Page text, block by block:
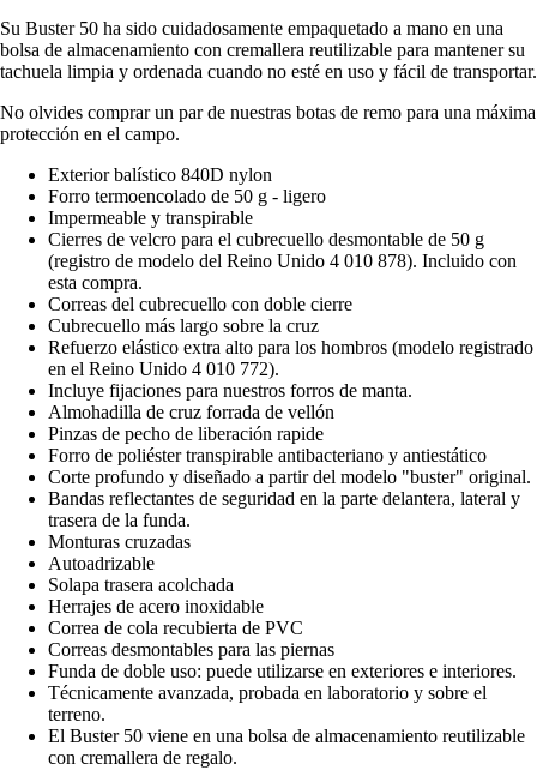
Su Buster 50 ha sido cuidadosamente empaquetado a mano en una
bolsa de almacenamiento con cremallera reutilizable para mantener su
tachuela limpia y ordenada cuando no esté en uso y fácil de transportar.
No olvides comprar un par de nuestras botas de remo para una máxima
protección en el campo.
Exterior balístico 840D nylon
Forro termoencolado de 50 g - ligero
Impermeable y transpirable
Cierres de velcro para el cubrecuello desmontable de 50 g
(registro de modelo del Reino Unido 4 010 878). Incluido con
esta compra.
Correas del cubrecuello con doble cierre
Cubrecuello más largo sobre la cruz
Refuerzo elástico extra alto para los hombros (modelo registrado
en el Reino Unido 4 010 772).
Incluye fijaciones para nuestros forros de manta.
Almohadilla de cruz forrada de vellón
Pinzas de pecho de liberación rapide
Forro de poliéster transpirable antibacteriano y antiestático
Corte profundo y diseñado a partir del modelo "buster" original.
Bandas reflectantes de seguridad en la parte delantera, lateral y
trasera de la funda.
Monturas cruzadas
Autoadrizable
Solapa trasera acolchada
Herrajes de acero inoxidable
Correa de cola recubierta de PVC
Correas desmontables para las piernas
Funda de doble uso: puede utilizarse en exteriores e interiores.
Técnicamente avanzada, probada en laboratorio y sobre el
terreno.
El Buster 50 viene en una bolsa de almacenamiento reutilizable
con cremallera de regalo.